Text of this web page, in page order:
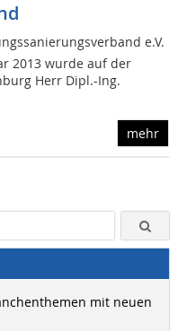
e.V.
2013 wurde auf der
Herr Dipl.-Ing.
mehr
mit neuen